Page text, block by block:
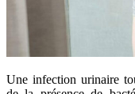
Une infection urinaire